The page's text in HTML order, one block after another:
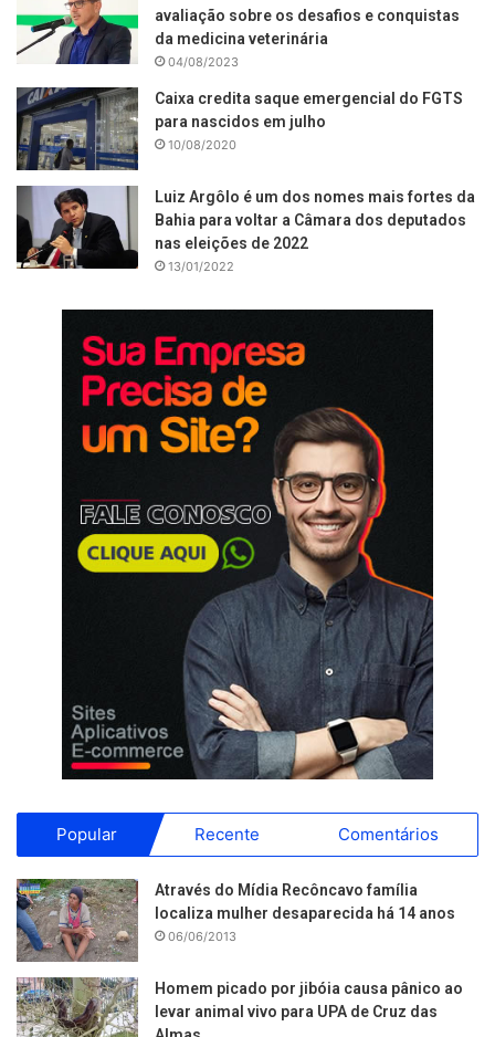
avaliação sobre os desafios e conquistas
da medicina veterinária
04/08/2023
Caixa credita saque emergencial do FGTS
para nascidos em julho
10/08/2020
Luiz Argôlo é um dos nomes mais fortes da
Bahia para voltar a Câmara dos deputados
nas eleições de 2022
13/01/2022
Popular Recente Comentários
Através do Mídia Recôncavo família
localiza mulher desaparecida há 14 anos
06/06/2013
Homem picado por jibóia causa pânico ao
levar animal vivo para UPA de Cruz das